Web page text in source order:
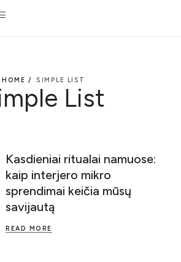
HOME / SIMPLE LIST
List
Kasdieniai ritualai namuose:
kaip interjero mikro
sprendimai keičia mūsų
savijautą
READ MORE